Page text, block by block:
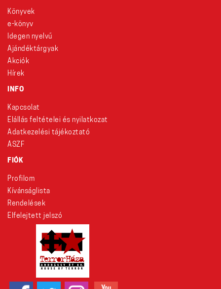
Könyvek
e-könyv
Idegen nyelvű
Ajándéktárgyak
Akciók
Hírek
INFO
Kapcsolat
Elállás feltételei és nyilatkozat
Adatkezelési tájékoztató
ÁSZF
FIÓK
Profilom
Kívánságlista
Rendelések
Elfelejtett jelszó